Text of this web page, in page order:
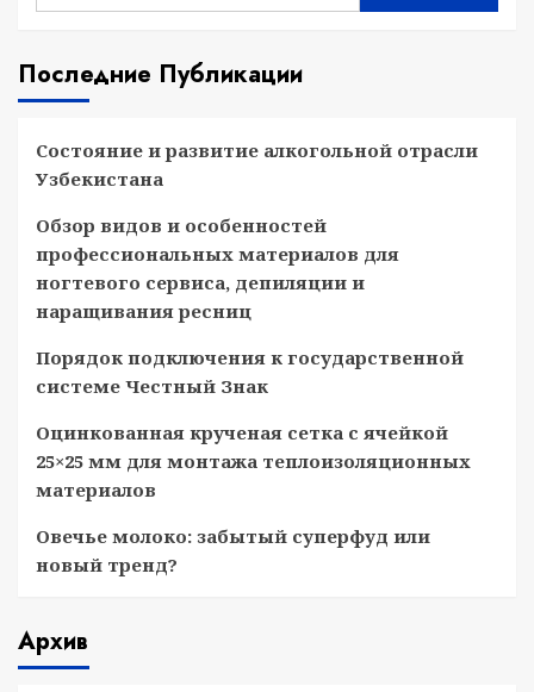
Последние Публикации
Состояние и развитие алкогольной отрасли
Узбекистана
Обзор видов и особенностей
профессиональных материалов для
ногтевого сервиса, депиляции и
наращивания ресниц
Порядок подключения к государственной
системе Честный Знак
Оцинкованная крученая сетка с ячейкой
25×25 мм для монтажа теплоизоляционных
материалов
Овечье молоко: забытый суперфуд или
новый тренд?
Архив